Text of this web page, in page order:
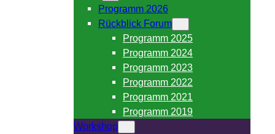
Programm 2026
Rückblick Forum
Programm 2025
Programm 2024
Programm 2023
Programm 2022
Programm 2021
Programm 2019
Workshop